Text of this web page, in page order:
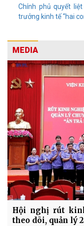
Chính phủ quyết
trưởng kinh tế “hai
MEDIA
Hội nghị rút
theo dõi, quản lý